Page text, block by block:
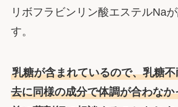
リボフラビンリン酸エステルNa
す。
乳糖が含まれているので、乳糖
去に同様の成分で体調が合わな